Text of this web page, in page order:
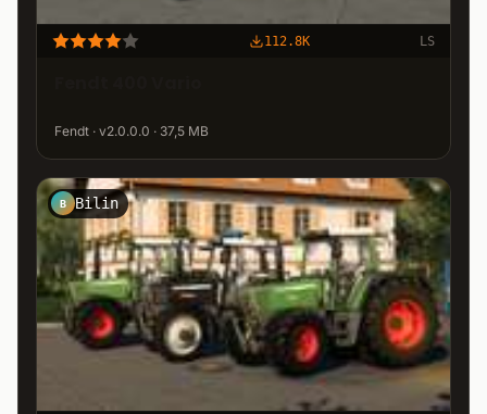
112.8K LS
Fendt · v2.0.0.0 · 37,5 MB
B Bilin